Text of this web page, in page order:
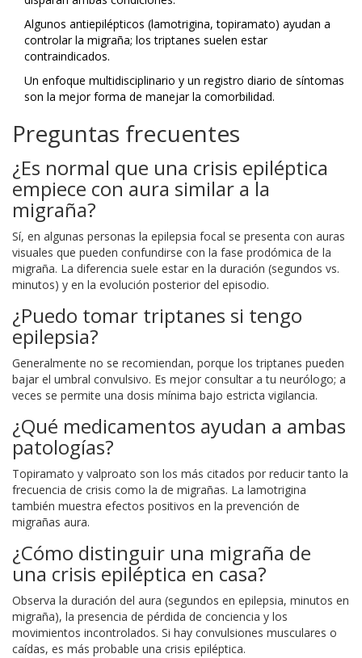
Algunos antiepilépticos (lamotrigina, topiramato) ayudan a
controlar la migraña; los triptanes suelen estar
contraindicados.
Un enfoque multidisciplinario y un registro diario de síntomas
son la mejor forma de manejar la comorbilidad.
Preguntas frecuentes
¿Es normal que una crisis epiléptica
empiece con aura similar a la
migraña?
Sí, en algunas personas la epilepsia focal se presenta con auras
visuales que pueden confundirse con la fase prodómica de la
migraña. La diferencia suele estar en la duración (segundos vs.
minutos) y en la evolución posterior del episodio.
¿Puedo tomar triptanes si tengo
epilepsia?
Generalmente no se recomiendan, porque los triptanes pueden
bajar el umbral convulsivo. Es mejor consultar a tu neurólogo; a
veces se permite una dosis mínima bajo estricta vigilancia.
¿Qué medicamentos ayudan a ambas
patologías?
Topiramato y valproato son los más citados por reducir tanto la
frecuencia de crisis como la de migrañas. La lamotrigina
también muestra efectos positivos en la prevención de
migrañas aura.
¿Cómo distinguir una migraña de
una crisis epiléptica en casa?
Observa la duración del aura (segundos en epilepsia, minutos en
migraña), la presencia de pérdida de conciencia y los
movimientos incontrolados. Si hay convulsiones musculares o
caídas, es más probable una crisis epiléptica.